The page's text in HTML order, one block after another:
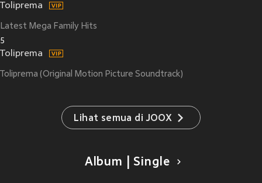
Toliprema
Latest Mega Family Hits
5
Toliprema
Toliprema (Original Motion Picture Soundtrack)
Lihat semua di JOOX
Album | Single